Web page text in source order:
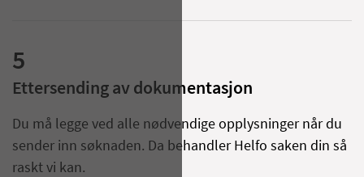
5
Ettersending av dokumentasjon
Du må legge ved alle nødvendige opplysninger når du
sender inn søknaden. Da behandler Helfo saken din så
raskt vi kan.